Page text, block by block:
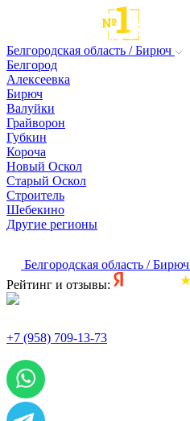
Белгородская область / Бирюч
Белгород
Алексеевка
Бирюч
Валуйки
Грайворон
Губкин
Короча
Новый Оскол
Старый Оскол
Строитель
Шебекино
Другие регионы
Белгородская область / Бирюч
Рейтинг и отзывы:
+7 (958) 709-13-73